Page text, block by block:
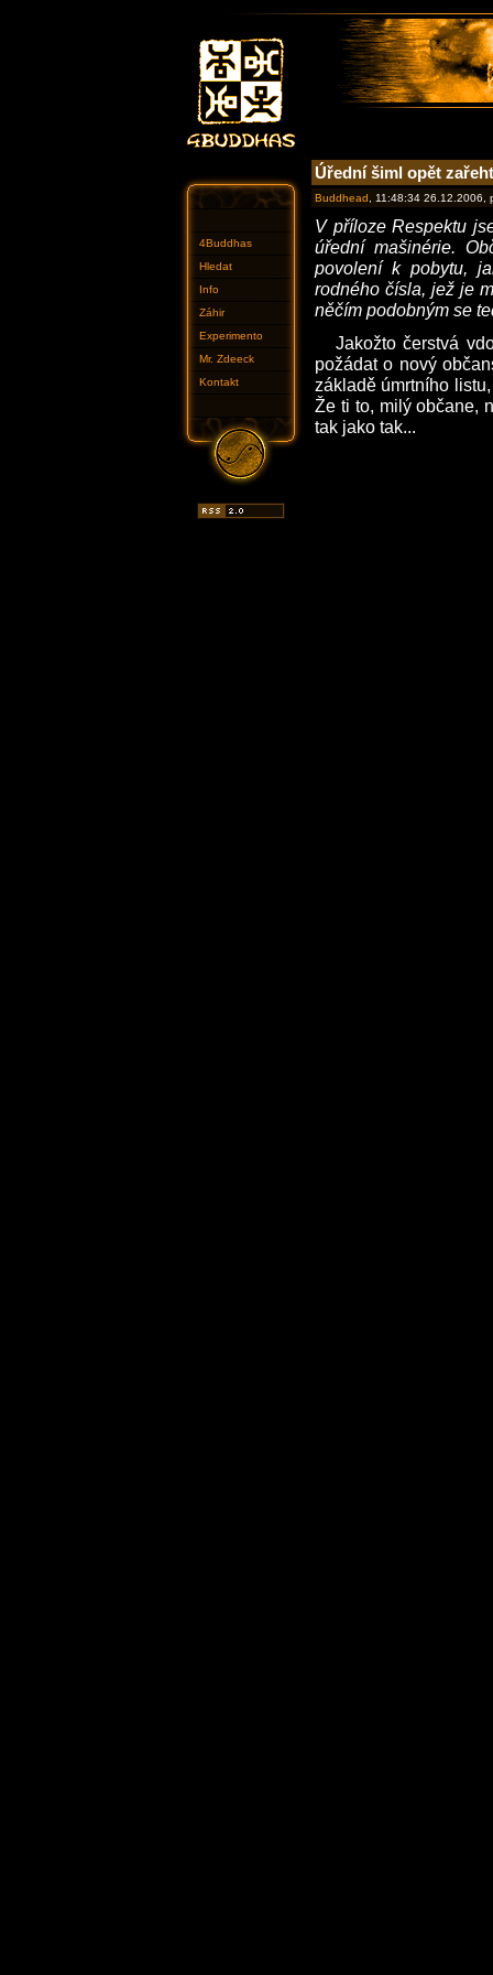
4Buddhas
Hledat
Info
Záhir
Experimento
Mr. Zdeeck
Kontakt
Úřední šiml opět
Buddhead , 11:48:34 26.12.2006,
V příloze Respektu
úřední mašinérie.
povolení k pobytu,
rodného čísla, jež je
něčím podobným se
Jakožto čerstvá
požádat o nový
základě úmrtního
Že ti to, milý občane,
tak jako tak...